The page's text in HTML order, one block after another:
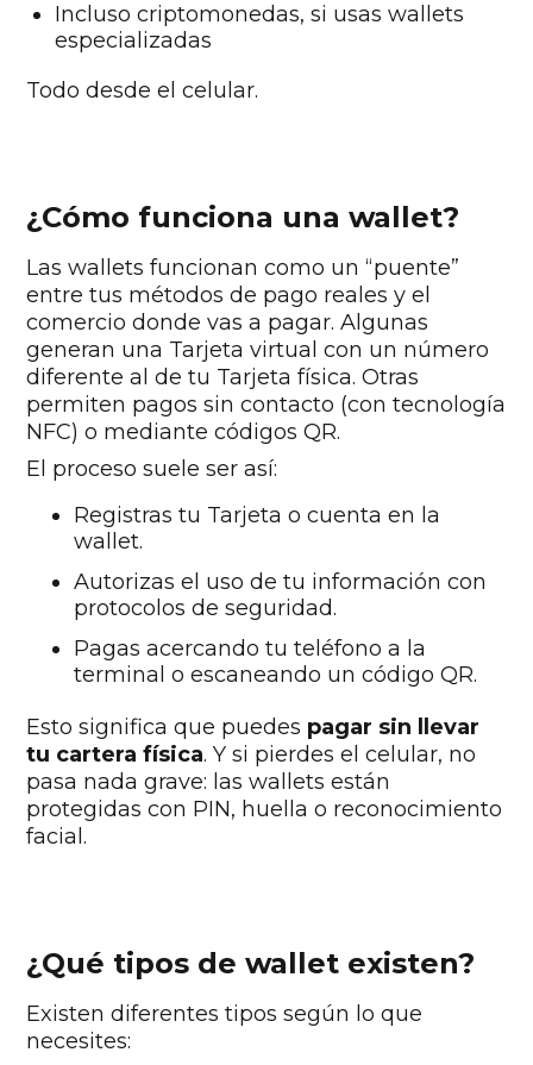
Incluso criptomonedas, si usas wallets
especializadas
Todo desde el celular.
¿Cómo funciona una wallet?
Las wallets funcionan como un “puente”
entre tus métodos de pago reales y el
comercio donde vas a pagar. Algunas
generan una Tarjeta virtual con un número
diferente al de tu Tarjeta física. Otras
permiten pagos sin contacto (con tecnología
NFC) o mediante códigos QR.
El proceso suele ser así:
Registras tu Tarjeta o cuenta en la
wallet.
Autorizas el uso de tu información con
protocolos de seguridad.
Pagas acercando tu teléfono a la
terminal o escaneando un código QR.
Esto significa que puedes pagar sin llevar
tu cartera física. Y si pierdes el celular, no
pasa nada grave: las wallets están
protegidas con PIN, huella o reconocimiento
facial.
¿Qué tipos de wallet existen?
Existen diferentes tipos según lo que
necesites: